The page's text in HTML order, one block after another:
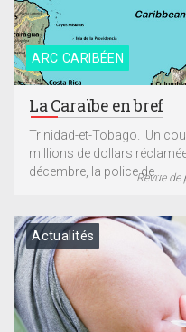
ARC CARIBÉEN
La Caraïbe en bref
Trinidad-et-Tobago. Un
millions de dollars
décembre, la police de...
Revue
Actualités